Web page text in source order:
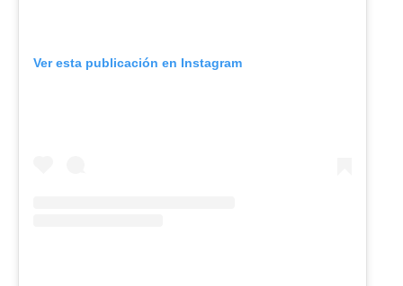
Ver esta publicación en Instagram